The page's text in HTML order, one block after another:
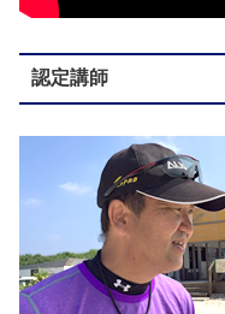
認定講師